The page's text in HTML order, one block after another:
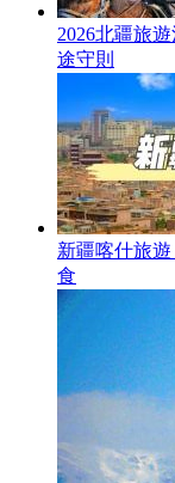
2026北疆旅
途守則
新疆喀什旅
食